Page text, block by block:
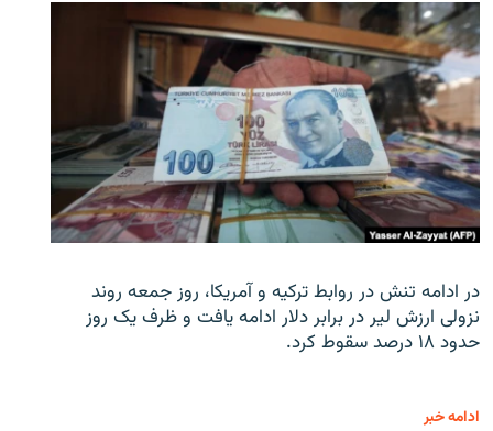
در ادامه تنش در روابط ترکیه و آمریکا، روز جمعه روند
نزولی ارزش لیر در برابر دلار ادامه یافت و ظرف یک روز
حدود ۱۸ درصد سقوط کرد.
ادامه خبر